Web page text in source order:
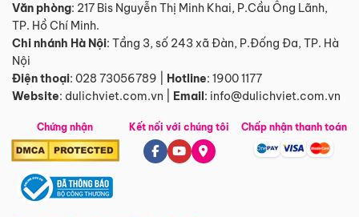
Văn phòng: 217 Bis Nguyễn Thị Minh Khai, P.Cầu Ông Lãnh,
TP. Hồ Chí Minh.
Chi nhánh Hà Nội: Tầng 3, số 243 xã Đàn, P.Đống Đa, TP. Hà
Nội
Điện thoại: 028 73056789 Hotline: 1900 1177
Website: dulichviet.com.vn Email: info@dulichviet.com.vn
Chứng nhận Kết nối với chúng tôi Chấp nhận thanh toán